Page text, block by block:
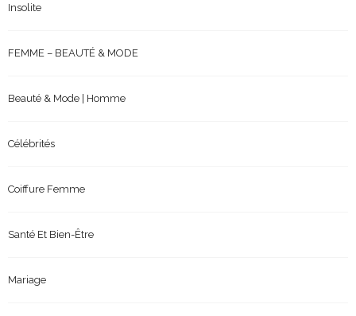
Insolite
FEMME – BEAUTÉ & MODE
Beauté & Mode | Homme
Célébrités
Coiffure Femme
Santé Et Bien-Être
Mariage